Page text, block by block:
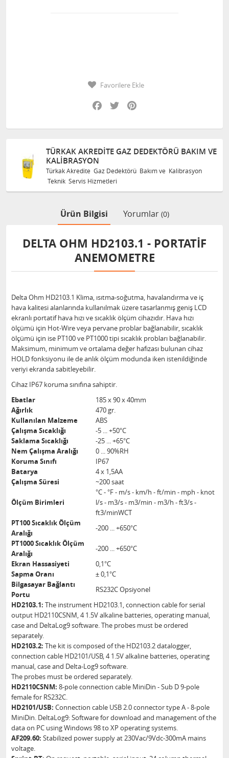
Favorilere Ekle
Facebook
Twitter
TÜRKAK AKREDITE GAZ DEDEKTÖRÜ BAKIM VE
KALIBRASYON
Türkak Akredite Gaz Dedektörü Bakım ve Kalibrasyon
Teknik Servis Hizmetleri
Ürün Bilgisi Yorumlar (0)
DELTA OHM HD2103.1 - PORTATIF
ANEMOMETRE
Delta Ohm HD2103.1 Klima, ısıtma-soğutma, havalandırma ve iç
hava kalitesi alanlarında kullanılmak üzere tasarlanmış geniş LCD
ekranlı portatif hava hızı ve sıcaklık ölçüm cihazıdır. Hava hızı
ölçümü için Hot-Wire veya pervane problar bağlanabilir, sıcaklık
ölçümü için ise PT100 ve PT1000 tipi sıcaklık probları bağlanabilir.
Maksimum, minimum ve ortalama değer hafızası bulunan cihaz
HOLD fonksiyonu ile de anlık ölçüm modunda iken istenildiğinde
veriyi ekranda sabitleyebilir.
Cihaz IP67 koruma sınıfına sahiptir.
Ebatlar
185 x 90 x 40mm
Ağırlık
470 gr.
Kullanılan Malzeme
ABS
Çalışma Sıcaklığı
-5 ... +50°C
Saklama Sıcaklığı
-25 ... +65°C
Nem Çalışma Aralığı
0 ... 90%RH
Koruma Sınıfı
IP67
Batarya
4 x 1,5AA
Çalışma Süresi
~200 saat
Ölçüm Birimleri
°C - °F - m/s - km/h - ft/min - mph - knot
l/s - m3/s - m3/min - m3/h - ft3/s -
ft3/minWCT
PT100 Sıcaklık Ölçüm
Aralığı
-200 ... +650°C
PT1000 Sıcaklık Ölçüm
Aralığı
-200 ... +650°C
Ekran Hassasiyeti
0,1°C
Sapma Oranı
± 0,1°C
Bilgasayar Bağlantı
Portu
RS232C Opsiyonel
HD2103.1: The instrument HD2103.1, connection cable for serial
output HD2110CSNM, 4 1.5V alkaline batteries, operating manual,
case and DeltaLog9 software. The probes must be ordered
separately.
HD2103.2: The kit is composed of the HD2103.2 datalogger,
connection cable HD2101/USB, 4 1.5V alkaline batteries, operating
manual, case and Delta-Log9 software.
The probes must be ordered separately.
HD2110CSNM: 8-pole connection cable MiniDin - Sub D 9-pole
female for RS232C.
HD2101/USB: Connection cable USB 2.0 connector type A - 8-pole
MiniDin. DeltaLog9: Software for download and management of the
data on PC using Windows 98 to XP operating systems.
AF209.60: Stabilized power supply at 230Vac/9Vdc-300mA mains
voltage.